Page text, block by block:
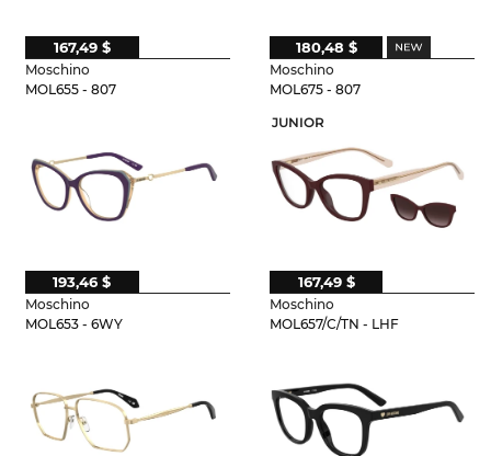
Moschino
MOL655 - 807
167,49 $
Moschino
MOL675 - 807
180,48 $
Moschino
MOL653 - 6WY
193,46 $
JUNIOR
Moschino
MOL657/C/TN - LHF
167,49 $